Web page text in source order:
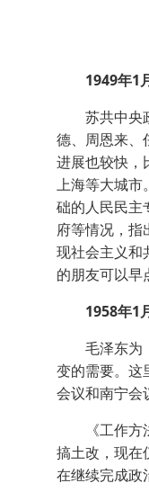
1949年1
苏共中央政
德、周恩来、
进展也较快，
上海等大城市
础的人民民主
府等情况，指
现社会主义和
的朋友可以早
1958年1
毛泽东为《
变的需要。这
会议和南宁会
《工作方法
搞土改，现在
在继续完成政